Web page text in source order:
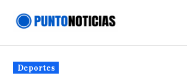
Noticias
Publicado
en
Deportes